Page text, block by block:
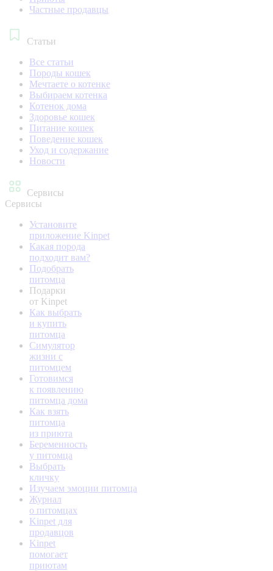
Частные продавцы
Статьи
Все статьи
Породы кошек
Мечтаете о котенке
Выбираем котенка
Котенок дома
Здоровье кошек
Питание кошек
Поведение кошек
Уход и содержание
Новости
Сервисы
Сервисы
Установите
приложение Kinpet
Какая порода
подходит вам?
Подобрать
питомца
Подарки
от Kinpet
Как выбрать
и купить
питомца
Симулятор
жизни с
питомцем
Готовимся
к появлению
питомца дома
Как взять
питомца
из приюта
Беременность
у питомца
Выбрать
кличку
Изучаем эмоции питомца
Журнал
о питомцах
Kinpet для
продавцов
Kinpet
помогает
приютам